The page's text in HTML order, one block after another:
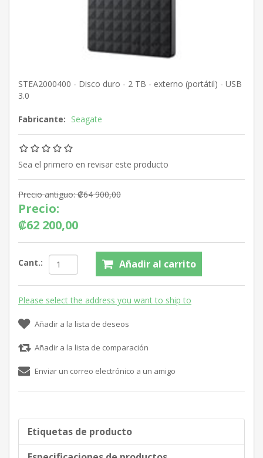
STEA2000400 - Disco duro - 2 TB - externo (portátil) - USB
3.0
Fabricante: Seagate
Sea el primero en revisar este producto
Precio antiguo: ₡64 900,00
Precio:
₡62 200,00
Cant.: Añadir al carrito
Please select the address you want to ship to
Añadir a la lista de deseos
Añadir a la lista de comparación
Enviar un correo electrónico a un amigo
Etiquetas de producto